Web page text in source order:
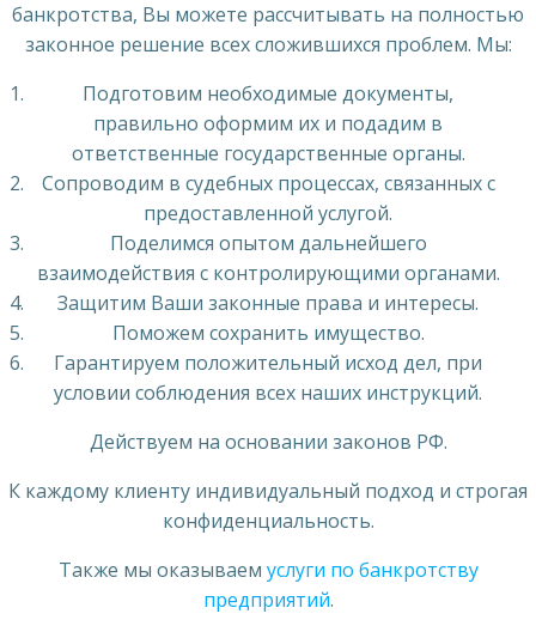
банкротства, Вы можете рассчитывать на полностью
законное решение всех сложившихся проблем. Мы:
Подготовим необходимые документы,
правильно оформим их и подадим в
ответственные государственные органы.
Сопроводим в судебных процессах, связанных с
предоставленной услугой.
Поделимся опытом дальнейшего
взаимодействия с контролирующими органами.
Защитим Ваши законные права и интересы.
Поможем сохранить имущество.
Гарантируем положительный исход дел, при
условии соблюдения всех наших инструкций.
Действуем на основании законов РФ.
К каждому клиенту индивидуальный подход и строгая
конфиденциальность.
Также мы оказываем услуги по банкротству
предприятий.